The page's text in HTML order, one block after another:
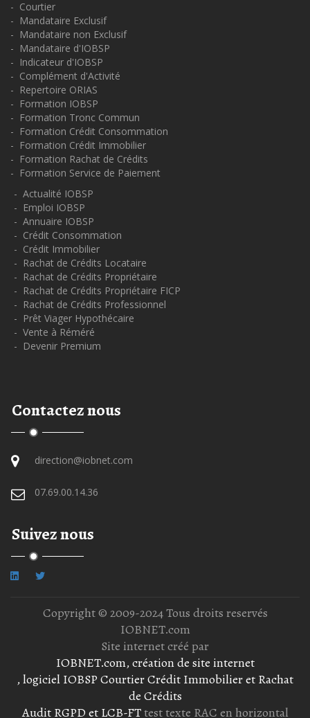
- Courtier
- Mandataire Exclusif
- Mandataire non Exclusif
- Mandataire d'IOBSP
- Indicateur d'IOBSP
- Complément d'Activité
- Repertoire ORIAS
- Formation IOBSP
- Formation Tronc Commun
- Formation Crédit Consommation
- Formation Crédit Immobilier
- Formation Rachat de Crédits
- Formation Service de Paiement
- Actualité IOBSP
- Emploi IOBSP
- Annuaire IOBSP
- Crédit Consommation
- Crédit Immobilier
- Rachat de Crédits Locataire
- Rachat de Crédits Propriétaire
- Rachat de Crédits Propriétaire FICP
- Rachat de Crédits Professionnel
- Prêt Viager Hypothécaire
- Vente à Réméré
- Devenir Premium
Contactez nous
direction@iobnet.com
07.69.00.14.36
Suivez nous
Copyright © 2009-2024 Tous droits reservés
IOBNET.com
Site internet créé par
IOBNET.com, création de site internet
, logiciel IOBSP Courtier Crédit Immobilier et Rachat
de Crédits
Audit RGPD et LCB-FTtest texte RAC en horizontal